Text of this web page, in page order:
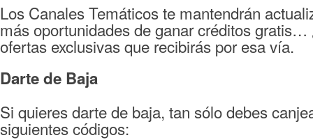
Los Canales Temáticos te mantendrán
más oportunidades de ganar créditos gratis…
ofertas exclusivas que recibirás por esa vía.
Darte de Baja
Si quieres darte de baja, tan sólo debes
siguientes códigos: